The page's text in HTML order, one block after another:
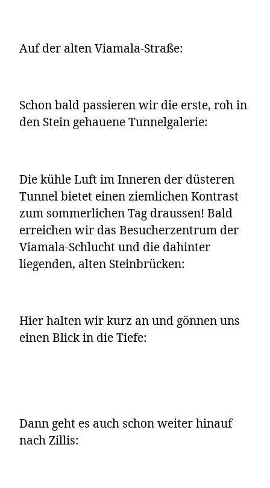
Auf der alten Viamala-Straße:
Schon bald passieren wir die erste, roh in
den Stein gehauene Tunnelgalerie:
Die kühle Luft im Inneren der düsteren
Tunnel bietet einen ziemlichen Kontrast
zum sommerlichen Tag draussen! Bald
erreichen wir das Besucherzentrum der
Viamala-Schlucht und die dahinter
liegenden, alten Steinbrücken:
Hier halten wir kurz an und gönnen uns
einen Blick in die Tiefe:
Dann geht es auch schon weiter hinauf
nach Zillis: